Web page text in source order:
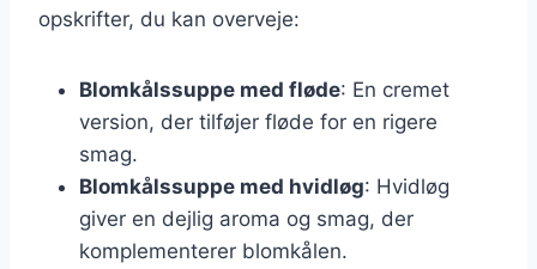
opskrifter, du kan overveje:
Blomkålssuppe med fløde: En cremet
version, der tilføjer fløde for en rigere
smag.
Blomkålssuppe med hvidløg: Hvidløg
giver en dejlig aroma og smag, der
komplementerer blomkålen.